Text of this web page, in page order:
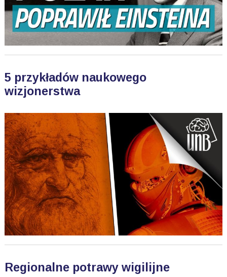
5 przykładów naukowego
wizjonerstwa
Regionalne potrawy wigilijne